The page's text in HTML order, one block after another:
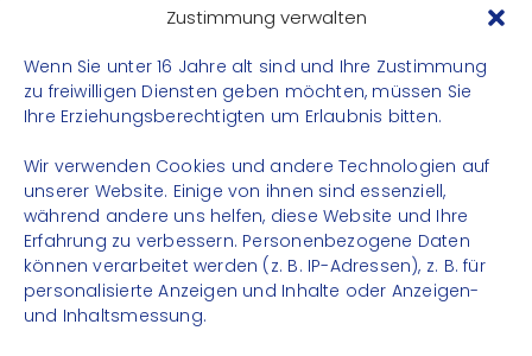
Zustimmung verwalten
Wenn Sie unter 16 Jahre alt sind und Ihre Zustimmung
zu freiwilligen Diensten geben möchten, müssen Sie
Ihre Erziehungsberechtigten um Erlaubnis bitten.
Wir verwenden Cookies und andere Technologien auf
unserer Website. Einige von ihnen sind essenziell,
während andere uns helfen, diese Website und Ihre
Erfahrung zu verbessern. Personenbezogene Daten
können verarbeitet werden (z. B. IP-Adressen), z. B. für
personalisierte Anzeigen und Inhalte oder Anzeigen-
und Inhaltsmessung.
Barrierefreiheit
Datenschutz
Impressum
Kontakt
FOLGE UNS
Instagram
Facebook